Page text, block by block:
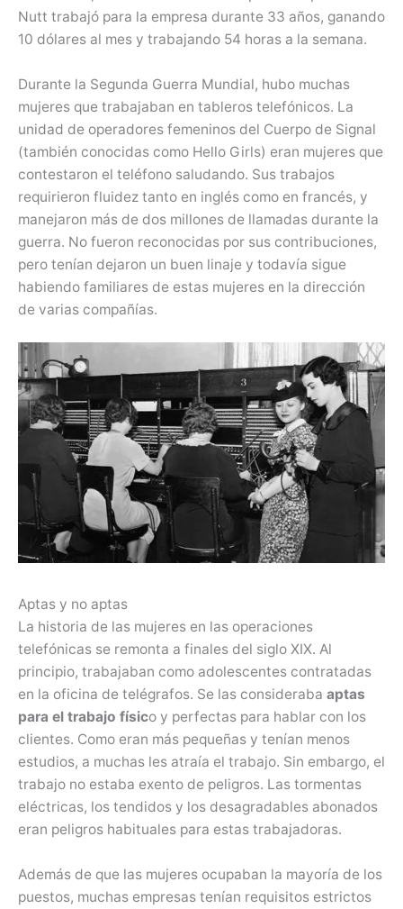
Nutt trabajó para la empresa durante 33 años, ganando
10 dólares al mes y trabajando 54 horas a la semana.
Durante la Segunda Guerra Mundial, hubo muchas
mujeres que trabajaban en tableros telefónicos. La
unidad de operadores femeninos del Cuerpo de Signal
(también conocidas como Hello Girls) eran mujeres que
contestaron el teléfono saludando. Sus trabajos
requirieron fluidez tanto en inglés como en francés, y
manejaron más de dos millones de llamadas durante la
guerra. No fueron reconocidas por sus contribuciones,
pero tenían dejaron un buen linaje y todavía sigue
habiendo familiares de estas mujeres en la dirección
de varias compañías.
Aptas y no aptas
La historia de las mujeres en las operaciones
telefónicas se remonta a finales del siglo XIX. Al
principio, trabajaban como adolescentes contratadas
en la oficina de telégrafos. Se las consideraba aptas
para el trabajo físico y perfectas para hablar con los
clientes. Como eran más pequeñas y tenían menos
estudios, a muchas les atraía el trabajo. Sin embargo, el
trabajo no estaba exento de peligros. Las tormentas
eléctricas, los tendidos y los desagradables abonados
eran peligros habituales para estas trabajadoras.
Además de que las mujeres ocupaban la mayoría de los
puestos, muchas empresas tenían requisitos estrictos